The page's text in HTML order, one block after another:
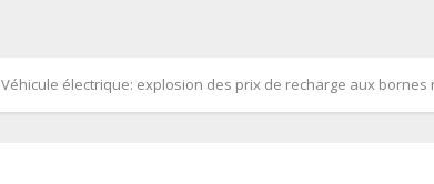
Véhicule électrique: explosion des prix de recharge aux bornes